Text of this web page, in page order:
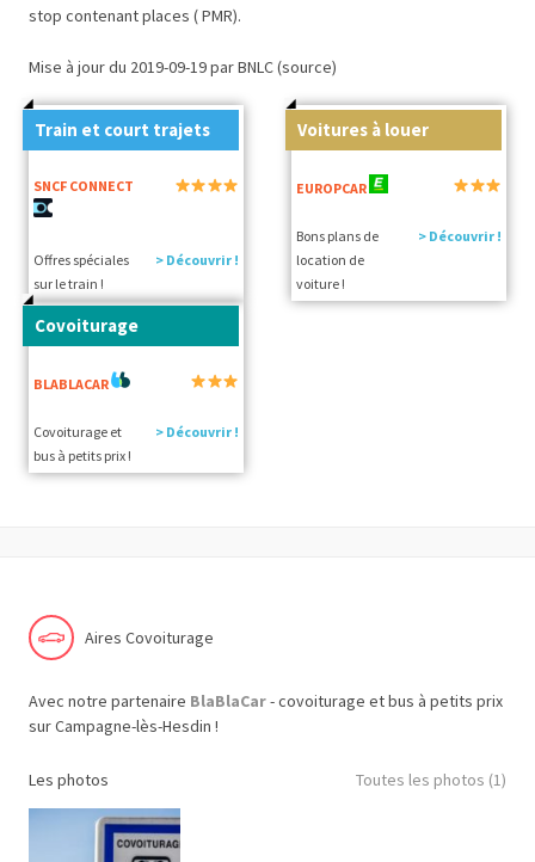
stop contenant places ( PMR).
Mise à jour du 2019-09-19 par BNLC (source)
Train et court trajets
SNCF CONNECT
Offres spéciales
sur le train !
> Découvrir !
Voitures à louer
EUROPCAR
Bons plans de
location de
voiture !
> Découvrir !
Covoiturage
BLABLACAR
Covoiturage et
bus à petits prix !
> Découvrir !
Aires Covoiturage
Avec notre partenaire BlaBlaCar- covoiturage et bus à petits prix
sur Campagne-lès-Hesdin !
Les photos Toutes les photos (1)